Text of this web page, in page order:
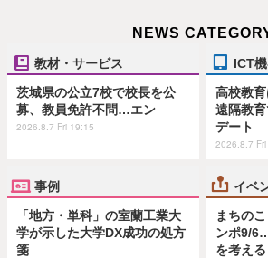
NEWS
教材・サービス
茨城県の公立7校で校長を公
募、教員免許不問…エン
2026.8.7 Fri 19:15
ICT
高校教育
遠隔教
デート
2026.8.7
事例
「地方・単科」の室蘭工業大
学が示した大学DX成功の処方
箋
イベ
まちの
ンポ9/
を考える